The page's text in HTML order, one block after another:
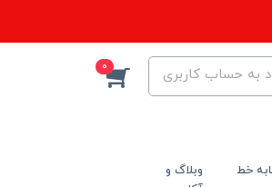
به حساب کاربری 0
خط
وبلاگ و